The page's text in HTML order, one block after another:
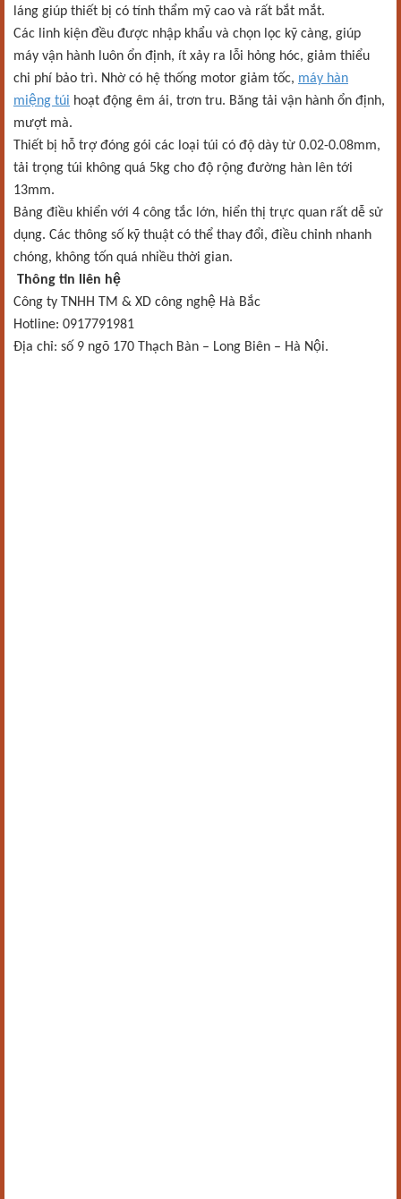
láng giúp thiết bị có tính thẩm mỹ cao và rất bắt mắt.
Các linh kiện đều được nhập khẩu và chọn lọc kỹ càng, giúp
máy vận hành luôn ổn định, ít xảy ra lỗi hỏng hóc, giảm thiểu
chi phí bảo trì. Nhờ có hệ thống motor giảm tốc, máy hàn
miệng túi hoạt động êm ái, trơn tru. Băng tải vận hành ổn định,
mượt mà.
Thiết bị hỗ trợ đóng gói các loại túi có độ dày từ 0.02-0.08mm,
tải trọng túi không quá 5kg cho độ rộng đường hàn lên tới
13mm.
Bảng điều khiển với 4 công tắc lớn, hiển thị trực quan rất dễ sử
dụng. Các thông số kỹ thuật có thể thay đổi, điều chỉnh nhanh
chóng, không tốn quá nhiều thời gian.
Thông tin liên hệ
Công ty TNHH TM & XD công nghệ Hà Bắc
Hotline: 0917791981
Địa chỉ: số 9 ngõ 170 Thạch Bàn – Long Biên – Hà Nội.